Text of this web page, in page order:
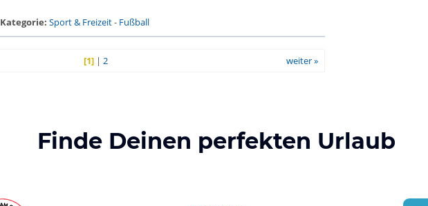
Kategorie: Sport & Freizeit- Fußball
[1]| 2 weiter »
Finde Deinen perfekten Urlaub